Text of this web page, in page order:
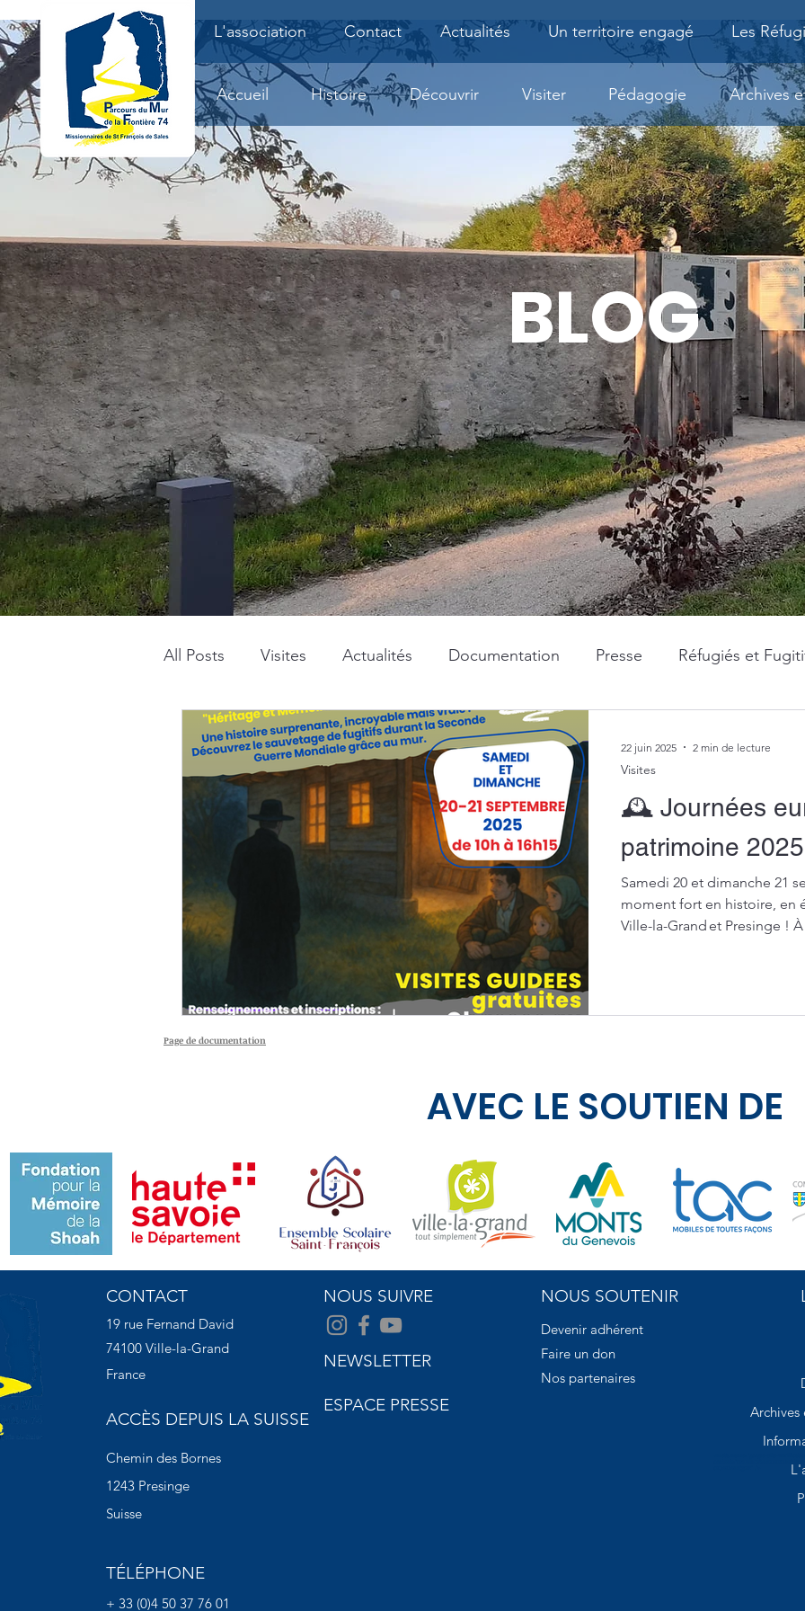
L'association Contact Actualités Un territoire engagé Les
Accueil Histoire Découvrir Visiter Pédagogie Archives
BLOG
All Posts Visites Actualités Documentation Presse Réfugiés et
🕰️ Journées
patrimoine 2025
Samedi 20 et dimanche 21
moment fort en histoire,
Ville-la-Grand et Presinge !
et de résistance.
Visites
22 juin 2025 2 min de lecture
Page de documentation
AVEC LE SOUTIEN DE
CONTACT NOUS SUIVRE NOUS SOUTENIR
19 rue Fernand David
74100 Ville-la-Grand
France
Chemin des Bornes
1243 Presinge
Suisse
TÉLÉPHONE
+ 33 (0)4 50 37 76 01
NEWSLETTER
ESPACE PRESSE
Devenir adhérent
Faire un don
Nos partenaires
ACCÈS DEPUIS LA SUISSE